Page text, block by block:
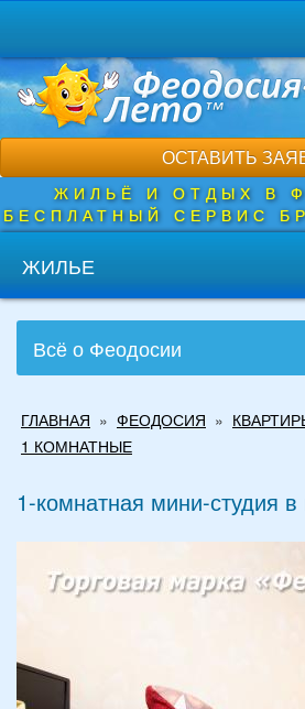
основному
содержанию
ОСТАВИТЬ
ЖИЛЬЁ И ОТДЫХ В
БЕСПЛАТНЫЙ СЕРВИС
ЖИЛЬЕ
Всё о Феодосии
здесь
ГЛАВНАЯ » ФЕОДОСИЯ »
1 КОМНАТНЫЕ
1-комнатная мини-студия в